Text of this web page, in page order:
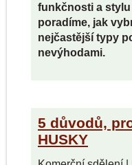
funkčnosti a
poradíme, jak
nejčastější typy
nevýhodami.
5 důvodů,
HUSKY